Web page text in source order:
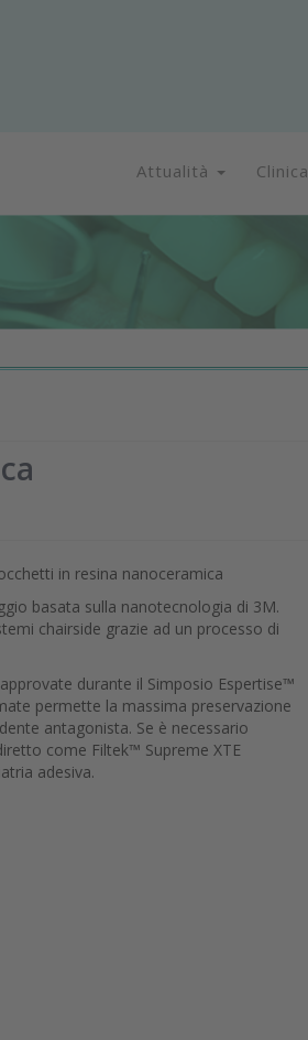
Attualità Clinica
in resina nanoceramica
basata sulla nanotecnologia di 3M.
chairside grazie ad un processo di
durante il Simposio Espertise™
permette la massima preservazione
antagonista. Se è necessario
come Filtek™ Supreme XTE
adesiva.